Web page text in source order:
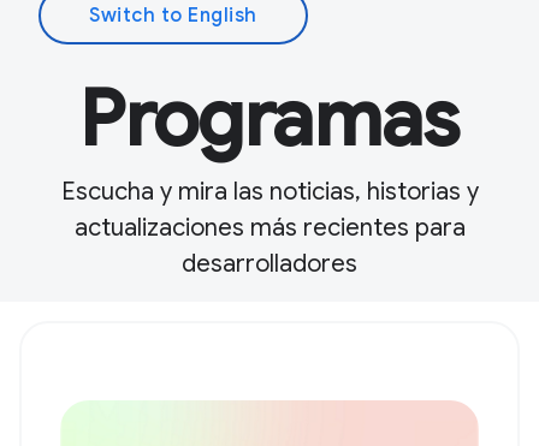
Programas
Escucha y mira las noticias, historias y
actualizaciones más recientes para
desarrolladores